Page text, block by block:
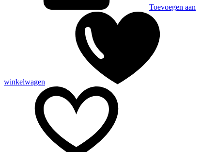
Toevoegen aan
winkelwagen